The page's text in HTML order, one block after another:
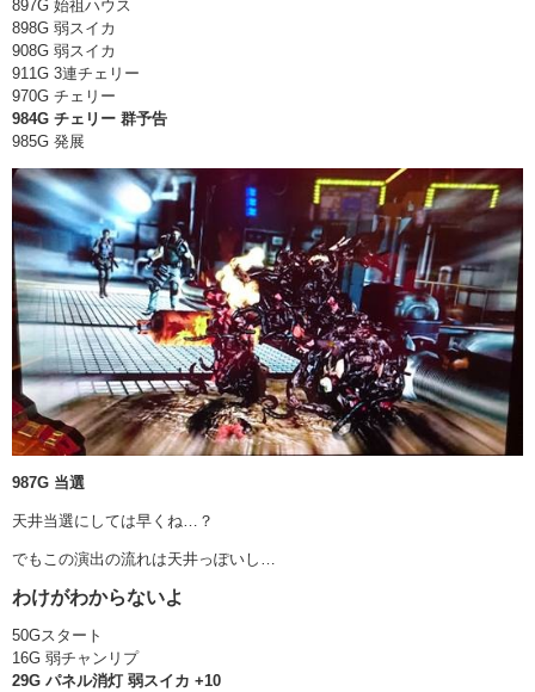
897G 始祖ハウス
898G 弱スイカ
908G 弱スイカ
911G 3連チェリー
970G チェリー
984G チェリー 群予告
985G 発展
987G 当選
天井当選にしては早くね…？
でもこの演出の流れは天井っぽいし…
わけがわからないよ
50Gスタート
16G 弱チャンリプ
29G パネル消灯 弱スイカ +10